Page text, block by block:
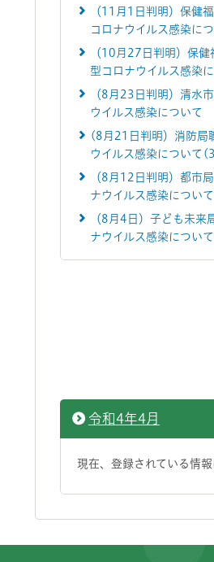
（11月1日判明）保健
コロナウイルス感染に
（10月27日判明）保
型コロナウイルス感染
（8月23日判明）清水
ウイルス感染について
(8月21日判明）消防局
ウイルス感染について
（8月12日判明）都市
ナウイルス感染について
（8月4日）子ども未来
ナウイルス感染について
令和4年4月
現在、登録されている情報